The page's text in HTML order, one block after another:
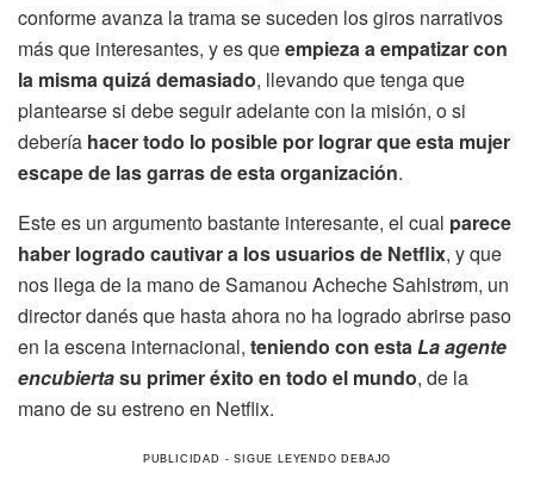
conforme avanza la trama se suceden los giros narrativos
más que interesantes, y es queempieza a empatizar con
la misma quizá demasiado, llevando que tenga que
plantearse si debe seguir adelante con la misión, o si
debería hacer todo lo posible por lograr que esta mujer
escape de las garras de esta organización.
Este es un argumento bastante interesante, el cual parece
haber logrado cautivar a los usuarios de Netflix, y que
nos llega de la mano de Samanou Acheche Sahlstrøm, un
director danés que hasta ahora no ha logrado abrirse paso
en la escena internacional, teniendo con estaLa agente
encubiertasu primer éxito en todo el mundo, de la
mano de su estreno en Netflix.